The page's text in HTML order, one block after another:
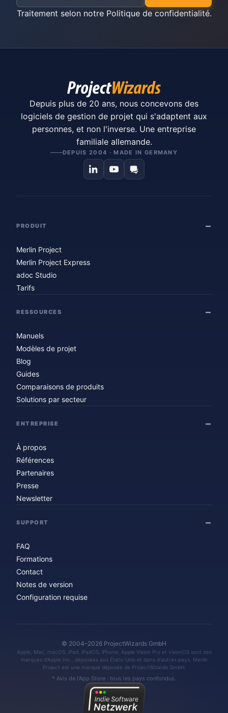
Traitement selon notre Politique de confidentialité.
Depuis plus de 20 ans, nous concevons des
logiciels de gestion de projet qui s'adaptent aux
personnes, et non l'inverse. Une entreprise
familiale allemande.
DEPUIS 2004 · MADE IN GERMANY
PRODUIT
Merlin Project
Merlin Project Express
adoc Studio
Tarifs
RESSOURCES
Manuels
Modèles de projet
Blog
Guides
Comparaisons de produits
Solutions par secteur
ENTREPRISE
À propos
Références
Partenaires
Presse
Newsletter
SUPPORT
FAQ
Formations
Contact
Notes de version
Configuration requise
© 2004–2026 ProjectWizards GmbH
Apple, Mac, macOS, iPad, iPadOS, iPhone, Apple Vision Pro et visionOS sont des
marques d'Apple Inc., déposées aux États-Unis et dans d'autres pays. Merlin
Project est une marque déposée de ProjectWizards GmbH.
* Avis de l'App Store : tous les pays confondus.